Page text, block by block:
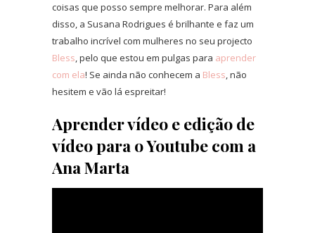
coisas que posso sempre melhorar. Para além
disso, a Susana Rodrigues é brilhante e faz um
trabalho incrível com mulheres no seu projecto
Bless, pelo que estou em pulgas para aprender
com ela! Se ainda não conhecem a Bless, não
hesitem e vão lá espreitar!
Aprender vídeo e edição de
vídeo para o Youtube com a
Ana Marta